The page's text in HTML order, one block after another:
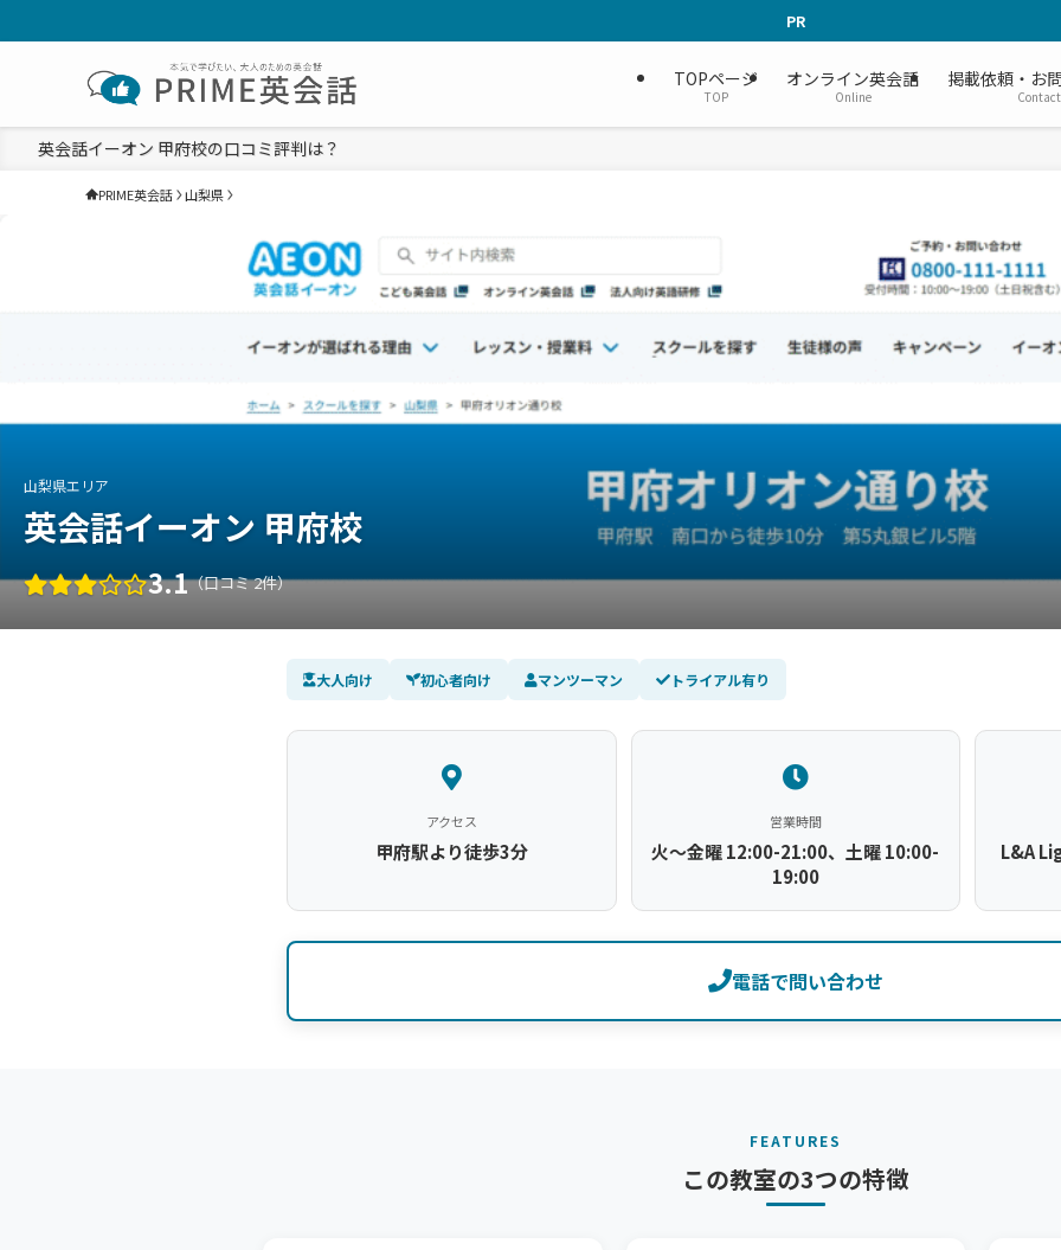
PR
TOPページ
TOP
オンライン英会話
Online
掲載依頼・お
Contact
英会話イーオン 甲府校の口コミ評判は？
PRIME英会話 山梨県
山梨県エリア
英会話イーオン 甲府校
3.1（口コミ 2件）
大人向け 初心者向け マンツーマン トライアル有り
アクセス
甲府駅より徒歩3分
営業時間
火～金曜 12:00-21:00、土曜 10:00-
19:00
L&A
電話で問い合わせ
FEATURES
この教室の3つの特徴